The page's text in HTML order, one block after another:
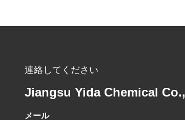
連絡してください
Jiangsu Yida Chemical
メール